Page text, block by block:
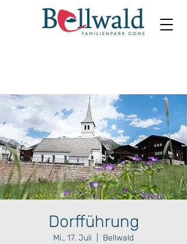
Dorfführung
Mi., 17. Juli Bellwald